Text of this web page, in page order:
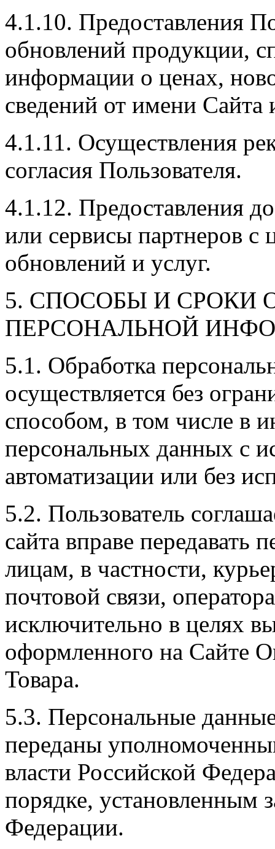
4.1.10. Предоставления
обновлений продукции,
информации о ценах,
сведений от имени Сайта
4.1.11. Осуществления
согласия Пользователя.
4.1.12. Предоставления
или сервисы партнеров с
обновлений и услуг.
5. СПОСОБЫ И СРОКИ
ПЕРСОНАЛЬНОЙ
5.1. Обработка
осуществляется без
способом, в том числе в
персональных данных с
автоматизации или без
5.2. Пользователь
сайта вправе передавать
лицам, в частности,
почтовой связи,
исключительно в целях
оформленного на Сайте
Товара.
5.3. Персональные
переданы
власти Российской
порядке, установленным
Федерации.